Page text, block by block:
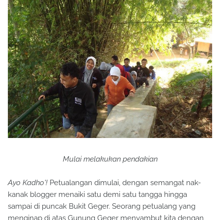
Mulai melakukan pendakian
Ayo Kadho'! Petualangan dimulai, dengan semangat nak-
kanak blogger menaiki satu demi satu tangga hingga
sampai di puncak Bukit Geger. Seorang petualang yang
menginap di atas Gunung Geger menyambut kita dengan